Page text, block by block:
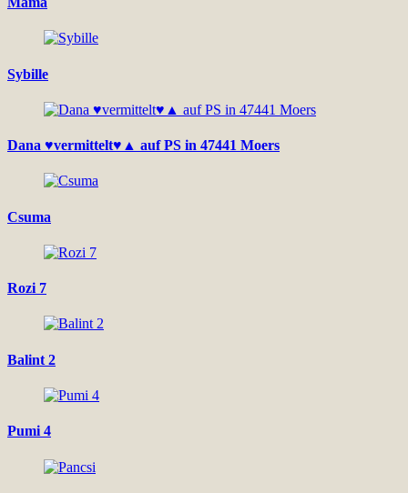
Sybille
Dana ♥vermittelt♥▲ auf PS in 47441 Moers
Csuma
Rozi 7
Balint 2
Pumi 4